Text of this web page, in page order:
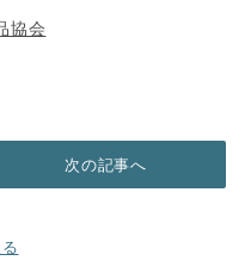
協会
次の記事へ